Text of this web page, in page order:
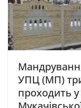
УПЦ (МП)
проходить